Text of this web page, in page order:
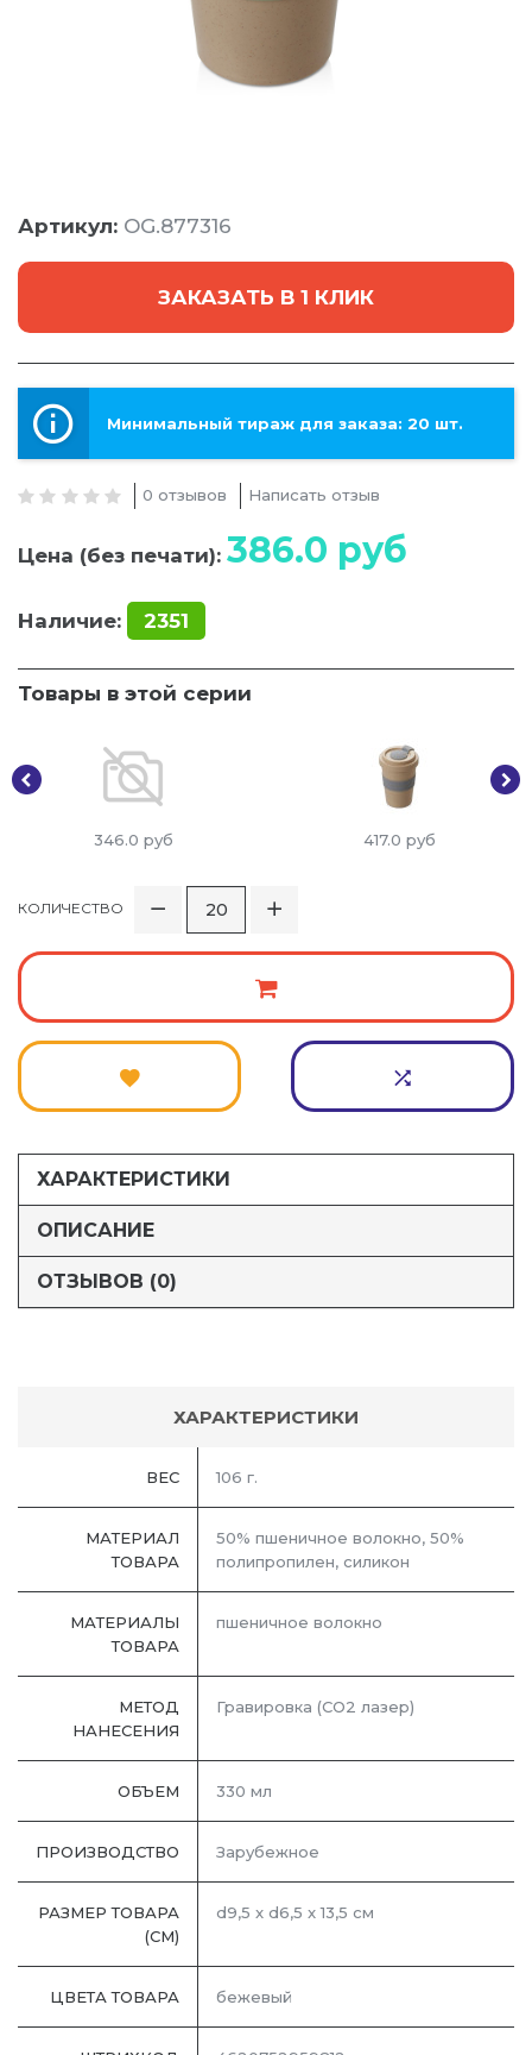
Артикул: OG.877316
ЗАКАЗАТЬ В 1 КЛИК
Минимальный тираж для заказа: 20 шт.
0 отзывов Написать отзыв
Цена (без печати): 386.0 руб
Наличие: 2351
Товары в этой серии
346.0 руб 417.0 руб
КОЛИЧЕСТВО
ХАРАКТЕРИСТИКИ
ОПИСАНИЕ
ОТЗЫВОВ (0)
ХАРАКТЕРИСТИКИ
ВЕС 106 г.
МАТЕРИАЛ
ТОВАРА
50% пшеничное волокно, 50%
полипропилен, силикон
МАТЕРИАЛЫ
ТОВАРА
пшеничное волокно
МЕТОД
НАНЕСЕНИЯ
Гравировка (CO2 лазер)
ОБЪЕМ 330 мл
ПРОИЗВОДСТВО Зарубежное
РАЗМЕР ТОВАРА
(СМ)
d9,5 x d6,5 x 13,5 см
ЦВЕТА ТОВАРА бежевый